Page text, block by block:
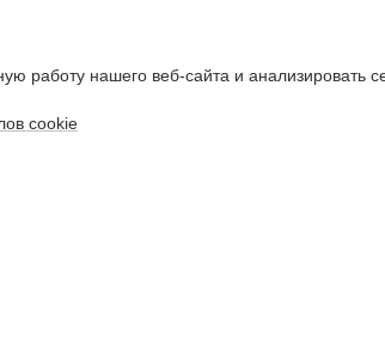
работу нашего веб-сайта и анализировать
cookie